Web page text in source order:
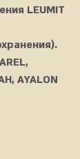
LEUMIT
AYALON